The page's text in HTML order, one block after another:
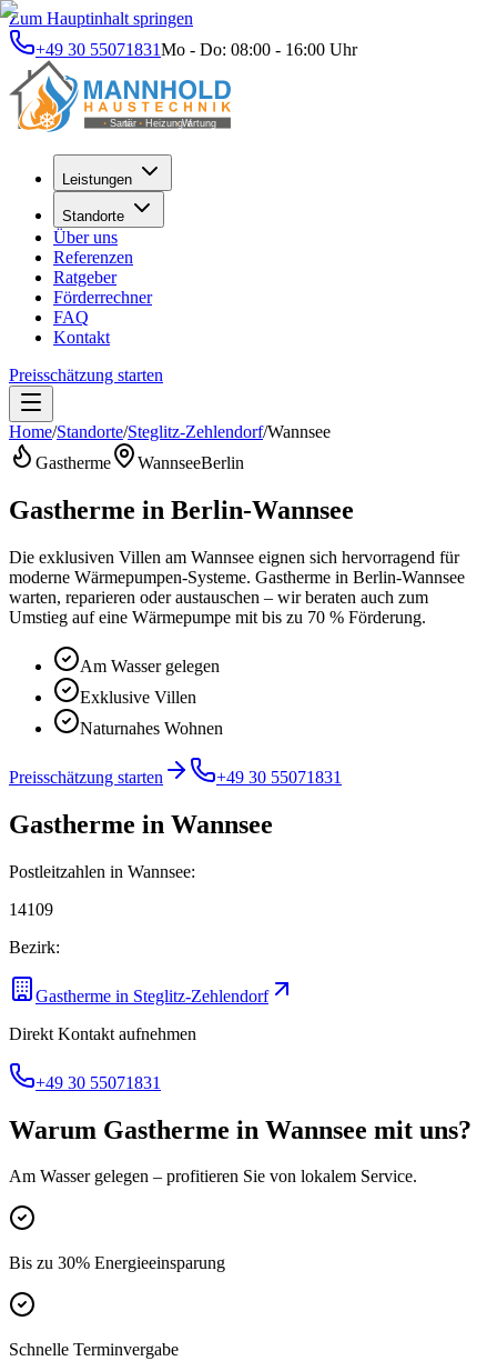
Zum Hauptinhalt springen
+49 30 55071831Mo - Do: 08:00 - 16:00 Uhr
Leistungen
Standorte
Über uns
Referenzen
Ratgeber
Förderrechner
FAQ
Kontakt
Preisschätzung starten
Home/Standorte/Steglitz-Zehlendorf/Wannsee
Gastherme
WannseeBerlin
Gastherme in Berlin-Wannsee
Die exklusiven Villen am Wannsee eignen sich hervorragend für
moderne Wärmepumpen-Systeme. Gastherme in Berlin-Wannsee
warten, reparieren oder austauschen – wir beraten auch zum
Umstieg auf eine Wärmepumpe mit bis zu 70 % Förderung.
Am Wasser gelegen
Exklusive Villen
Naturnahes Wohnen
Preisschätzung starten +49 30 55071831
Gastherme in Wannsee
Postleitzahlen in Wannsee:
14109
Bezirk:
Gastherme in Steglitz-Zehlendorf
Direkt Kontakt aufnehmen
+49 30 55071831
Warum Gastherme in Wannsee mit uns?
Am Wasser gelegen – profitieren Sie von lokalem Service.
Bis zu 30% Energieeinsparung
Schnelle Terminvergabe